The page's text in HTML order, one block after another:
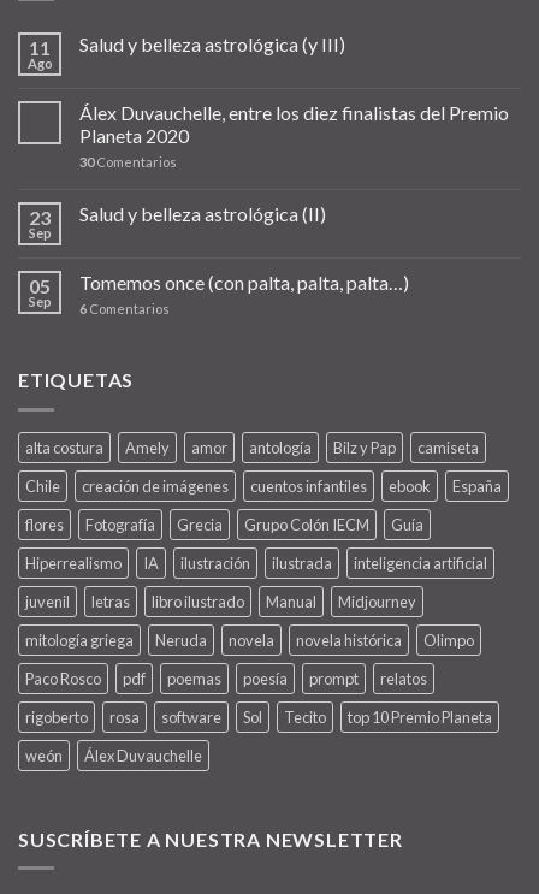
11
Ago
Salud y belleza astrológica (y III)
Álex Duvauchelle, entre los diez finalistas del Premio
Planeta 2020
30Comentarios
23
Sep
Salud y belleza astrológica (II)
05
Sep
Tomemos once (con palta, palta, palta…)
6 Comentarios
ETIQUETAS
alta costura Amely amor antología Bilz y Pap
camiseta
Chile
creación de imágenes cuentos infantiles ebook
España
flores
Fotografía Grecia Grupo Colón IECM
Guía
Hiperrealismo
IA ilustración ilustrada
inteligencia artificial
juvenil
letras libro ilustrado Manual
Midjourney
mitología griega
Neruda novela novela histórica
Olimpo
Paco Rosco
pdf poemas poesía prompt
relatos
rigoberto
rosa software Sol Tecito
top 10 Premio Planeta
weón
Álex Duvauchelle
SUSCRÍBETE A NUESTRA NEWSLETTER